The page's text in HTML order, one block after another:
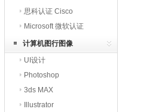
思科认证 Cisco
Microsoft 微软认证
计算机图行图像
UI设计
Photoshop
3ds MAX
Illustrator